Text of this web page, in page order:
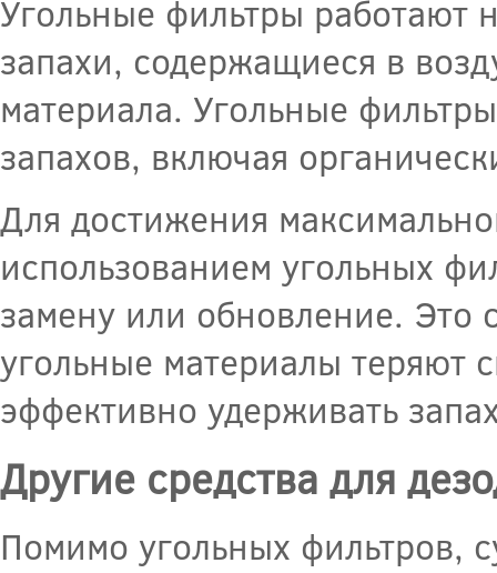
Угольные фильтры работают
запахи, содержащиеся в
материала. Угольные
запахов, включая
Для достижения
использованием угольных
замену или обновление. Это
угольные материалы теряют
эффективно удерживать
Другие средства для
Помимо угольных фильтров,